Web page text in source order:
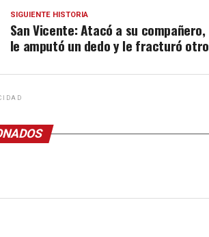
SIGUIENTE HISTORIA
San Vicente: Atacó a su compañero,
le amputó un dedo y le fracturó otro